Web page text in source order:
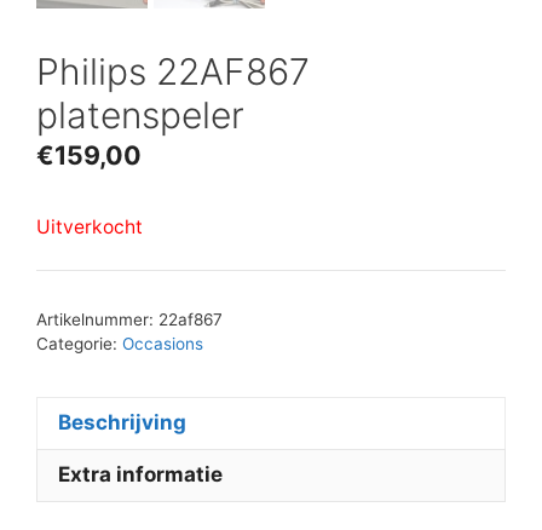
Philips 22AF867
platenspeler
€159,00
Uitverkocht
Artikelnummer: 22af867
Categorie: Occasions
Beschrijving
Extra informatie